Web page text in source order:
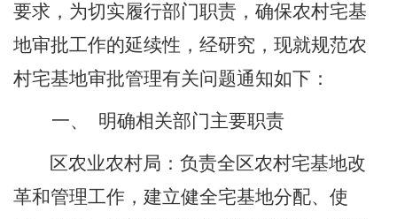
要求，为切实履行部门职责，确保农村宅基
地审批工作的延续性，经研究，现就规范农
村宅基地审批管理有关问题通知如下：
一、 明确相关部门主要职责
区农业农村局： 负责全区农村宅基地改
革和管理工作，建立健全宅基地分配、使